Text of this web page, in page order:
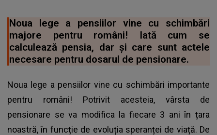
Noua lege a pensiilor vine cu schimbări
majore pentru români! Iată cum se
calculează pensia, dar și care sunt actele
necesare pentru dosarul de pensionare.
Noua lege a pensiilor vine cu schimbări importante
pentru români! Potrivit acesteia, vârsta de
pensionare se va modifica la fiecare 3 ani în țara
noastră, în funcție de evoluția speranței de viață. De